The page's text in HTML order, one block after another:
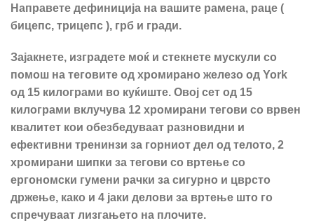
Направете дефиниција на вашите рамена, раце (
бицепс, трицепс ), грб и гради.
Зајакнете, изградете моќ и стекнете мускули со
помош на теговите од хромирано железо од York
од 15 килограми во куќиште. Овој сет од 15
килограми вклучува 12 хромирани тегови со врвен
квалитет кои обезбедуваат разновидни и
ефективни тренинзи за горниот дел од телото, 2
хромирани шипки за тегови со вртење со
ергономски гумени рачки за сигурно и цврсто
држење, како и 4 јаки делови за вртење што го
спречуваат лизгањето на плочите.